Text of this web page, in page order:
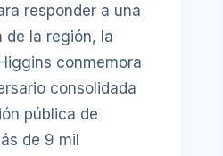
responder a una
de la región, la
conmemora
consolidada
pública de
de 9 mil